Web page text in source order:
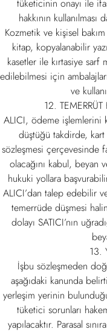
tüketicinin onayı ile
hakkının
Kozmetik ve kişisel
kitap, kopyalanabilir
kasetler ile kırtasiye
edilebilmesi için
ve
12.
ALICI, ödeme işlemlerini
düştüğü takdirde, kart
sözleşmesi çerçevesinde
olacağını kabul, beyan
hukuki yollara
ALICI’dan talep edebilir
temerrüde düşmesi
dolayı SATICI’nın
13.
İşbu sözleşmeden
aşağıdaki kanunda
yerleşim yerinin
tüketici sorunları
yapılacaktır. Parasal